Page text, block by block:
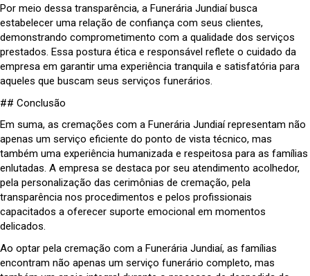
Por meio dessa transparência, a Funerária Jundiaí busca
estabelecer uma relação de confiança com seus clientes,
demonstrando comprometimento com a qualidade dos serviços
prestados. Essa postura ética e responsável reflete o cuidado da
empresa em garantir uma experiência tranquila e satisfatória para
aqueles que buscam seus serviços funerários.
## Conclusão
Em suma, as cremações com a Funerária Jundiaí representam não
apenas um serviço eficiente do ponto de vista técnico, mas
também uma experiência humanizada e respeitosa para as famílias
enlutadas. A empresa se destaca por seu atendimento acolhedor,
pela personalização das cerimônias de cremação, pela
transparência nos procedimentos e pelos profissionais
capacitados a oferecer suporte emocional em momentos
delicados.
Ao optar pela cremação com a Funerária Jundiaí, as famílias
encontram não apenas um serviço funerário completo, mas